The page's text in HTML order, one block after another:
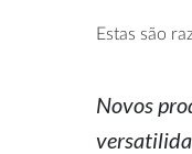
Estas são
Novos